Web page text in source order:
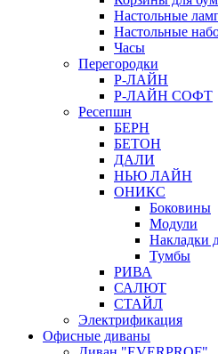
Настольные
Настольные
Часы
Перегородки
Р-ЛАЙН
Р-ЛАЙН СОФТ
Ресепшн
БЕРН
БЕТОН
ДАЛИ
НЬЮ ЛАЙН
ОНИКС
Боковины
Модули
Накладки
Тумбы
РИВА
САЛЮТ
СТАЙЛ
Электрификация
Офисные диваны